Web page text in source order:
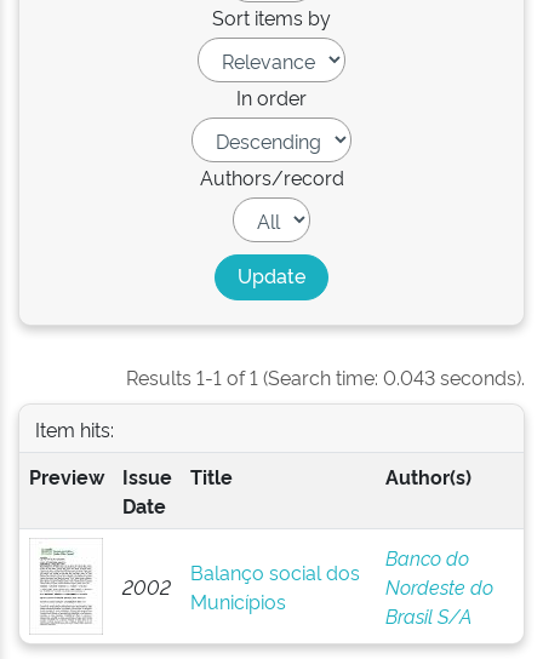
Sort items by
In order
Authors/record
Results 1-1 of 1 (Search time: 0.043 seconds).
Item hits:
Preview
Issue
Date
Title Author(s)
2002
Balanço social dos
Municípios
Banco do
Nordeste do
Brasil S/A